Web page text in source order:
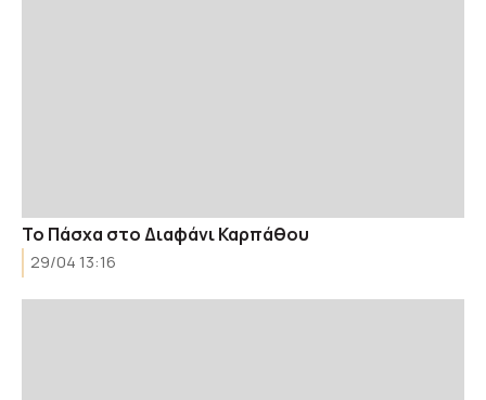
Το Πάσχα στο Διαφάνι Καρπάθου
29/04 13:16